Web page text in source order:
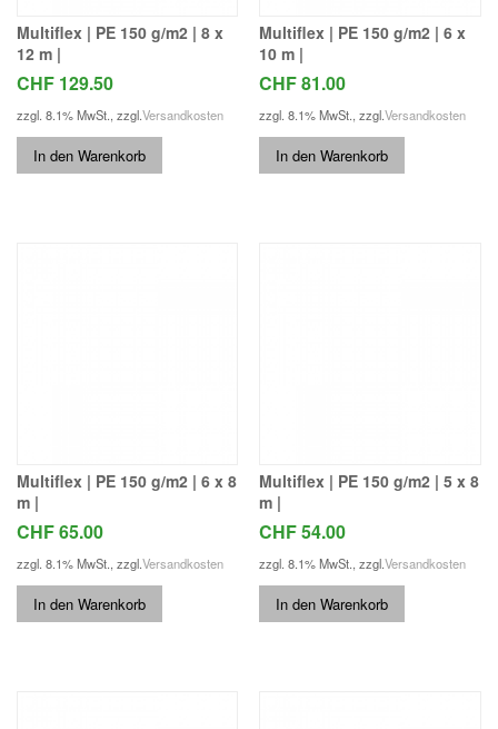
Multiflex | PE 150 g/m2 | 8 x
12 m |
CHF 129.50
zzgl. 8.1% MwSt., zzgl.Versandkosten
In den Warenkorb
Multiflex | PE 150 g/m2 | 6 x
10 m |
CHF 81.00
zzgl. 8.1% MwSt.,zzgl.Versandkosten
In den Warenkorb
Multiflex | PE 150 g/m2 | 6 x 8
m |
CHF 65.00
zzgl. 8.1% MwSt., zzgl.Versandkosten
In den Warenkorb
Multiflex | PE 150 g/m2 | 5 x 8
m |
CHF 54.00
zzgl. 8.1% MwSt.,zzgl.Versandkosten
In den Warenkorb